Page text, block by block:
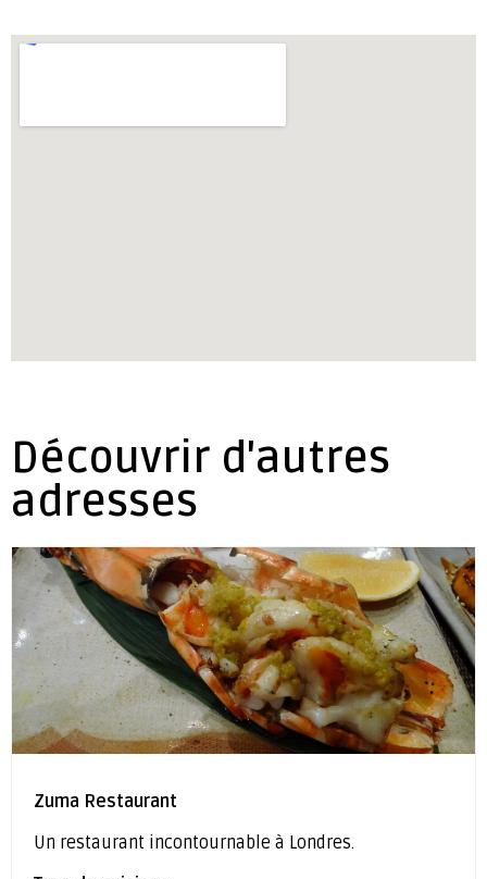
Découvrir d'autres
adresses
Zuma Restaurant
Un restaurant incontournable à Londres.